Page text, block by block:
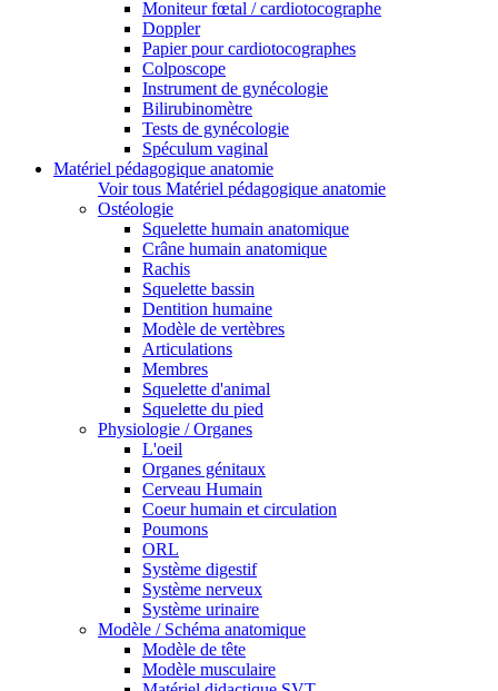
Moniteur fœtal / cardiotocographe
Doppler
Papier pour cardiotocographes
Colposcope
Instrument de gynécologie
Bilirubinomètre
Tests de gynécologie
Spéculum vaginal
Matériel pédagogique anatomie
Voir tous Matériel pédagogique anatomie
Ostéologie
Squelette humain anatomique
Crâne humain anatomique
Rachis
Squelette bassin
Dentition humaine
Modèle de vertèbres
Articulations
Membres
Squelette d'animal
Squelette du pied
Physiologie / Organes
L'oeil
Organes génitaux
Cerveau Humain
Coeur humain et circulation
Poumons
ORL
Système digestif
Système nerveux
Système urinaire
Modèle / Schéma anatomique
Modèle de tête
Modèle musculaire